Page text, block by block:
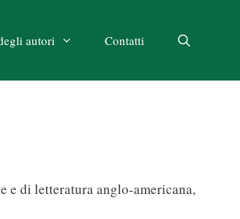
autori Contatti
e di letteratura anglo-americana,